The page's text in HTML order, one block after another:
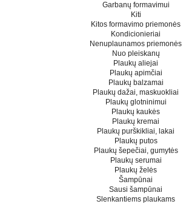
Garbanų formavimui
Kiti
Kitos formavimo priemonės
Kondicionieriai
Nenuplaunamos priemonės
Nuo pleiskanų
Plaukų aliejai
Plaukų apimčiai
Plaukų balzamai
Plaukų dažai, maskuokliai
Plaukų glotninimui
Plaukų kaukės
Plaukų kremai
Plaukų purškikliai, lakai
Plaukų putos
Plaukų šepečiai, gumytės
Plaukų serumai
Plaukų želės
Šampūnai
Sausi šampūnai
Slenkantiems plaukams